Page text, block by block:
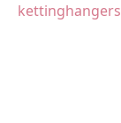
kettinghangers